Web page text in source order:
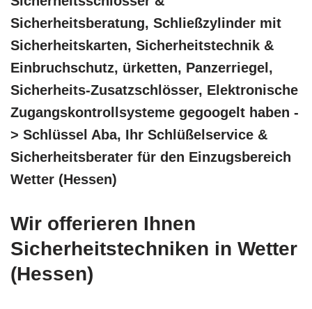
Sicherheitsberatung, Schließzylinder mit
Sicherheitskarten, Sicherheitstechnik &
Einbruchschutz, ürketten, Panzerriegel,
Sicherheits-Zusatzschlösser, Elektronische
Zugangskontrollsysteme gegoogelt haben -
> Schlüssel Aba, Ihr Schlüßelservice &
Sicherheitsberater für den Einzugsbereich
Wetter (Hessen)
Wir offerieren Ihnen
Sicherheitstechniken in Wetter
(Hessen)